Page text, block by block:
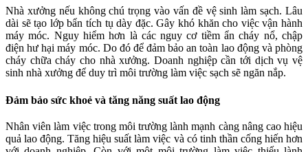
Nhà xưởng nếu không chú trọng vào vấn đề vệ sinh làm sạch. Lâu
dài sẽ tạo lớp bẩn tích tụ dày đặc. Gây khó khăn cho việc vận hành
máy móc. Nguy hiểm hơn là các nguy cơ tiềm ẩn cháy nổ, chập
điện hư hại máy móc. Do đó để đảm bảo an toàn lao động và phòng
cháy chữa cháy cho nhà xưởng. Doanh nghiệp cần tới dịch vụ vệ
sinh nhà xưởng để duy trì môi trường làm việc sạch sẽ ngăn nắp.
Đảm bảo sức khoẻ và tăng năng suất lao động
Nhân viên làm việc trong môi trường lành mạnh càng nâng cao hiệu
quả lao động. Tăng hiệu suất làm việc và có tinh thần cống hiến hơn